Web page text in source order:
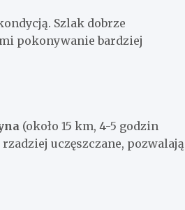
Szlak dobrze
pokonywanie bardziej
(około 15 km, 4-5 godzin
uczęszczane, pozwalają